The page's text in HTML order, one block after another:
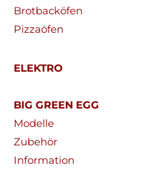
Brotbacköfen
Pizzaöfen
ELEKTRO
BIG GREEN EGG
Modelle
Zubehör
Information